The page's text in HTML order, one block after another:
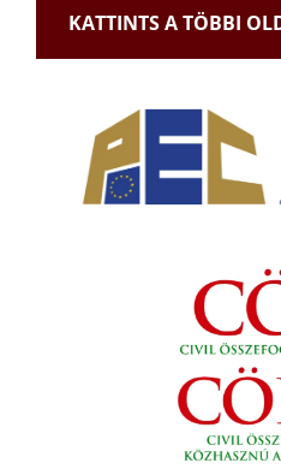
KATTINTS A TÖBBI